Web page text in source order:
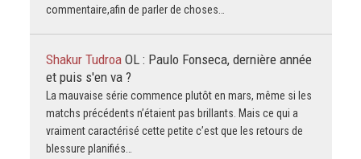
commentaire,afin de parler de choses…
Shakur Tudroa OL : Paulo Fonseca, dernière année
et puis s'en va ?
La mauvaise série commence plutôt en mars, même si les
matchs précédents n’étaient pas brillants. Mais ce qui a
vraiment caractérisé cette petite c’est que les retours de
blessure planifiés…